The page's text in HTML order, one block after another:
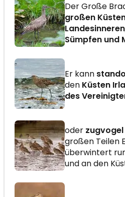
Der Große
großen
Landesinneren
Sümpfen und
Er kann
den Küsten
des
oder zugvogel
großen Teilen
überwintert
und an den